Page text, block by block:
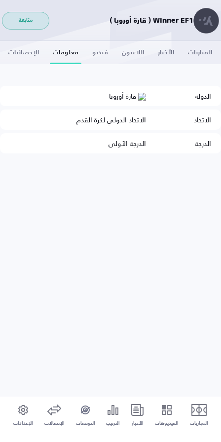
Winner EF1 ( قارة أوروبا ) متابعة
المباريات الأخبار اللاعبون فيديو معلومات الإحصائيات
الدولة
قارة أوروبا
الاتحاد
الاتحاد الدولي لكرة القدم
الدرجة
الدرجة الأولى
المباريات الفيديوهات الأخبار الترتيب التوقعات الإنتقالات الإعدادات